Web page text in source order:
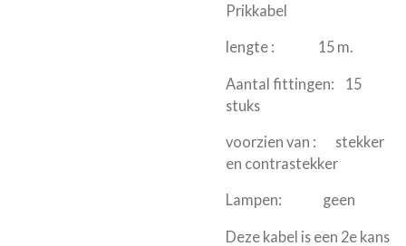
Prikkabel
lengte : 15 m.
Aantal fittingen: 15
stuks
voorzien van : stekker
en contrastekker
Lampen: geen
Deze kabel is een 2e kans